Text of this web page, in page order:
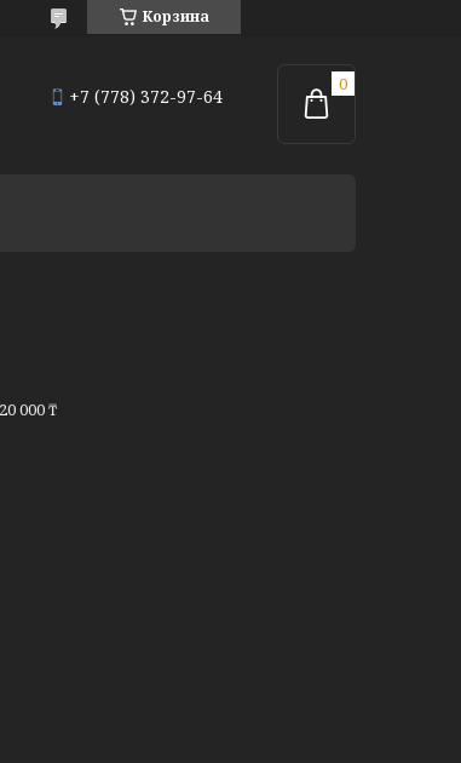
Корзина
+7 (778) 372-97-64
000 ₸